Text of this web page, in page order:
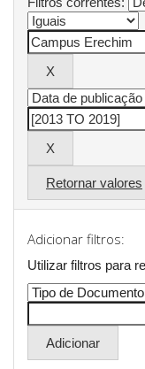
Retornar valores
Adicionar filtros:
Utilizar filtros para